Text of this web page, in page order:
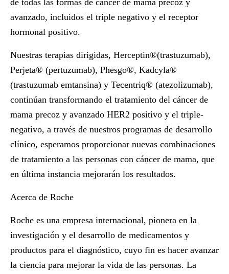
de todas las formas de cáncer de mama precoz y
avanzado, incluidos el triple negativo y el receptor
hormonal positivo.
Nuestras terapias dirigidas, Herceptin®(trastuzumab),
Perjeta® (pertuzumab), Phesgo®, Kadcyla®
(trastuzumab emtansina) y Tecentriq® (atezolizumab),
continúan transformando el tratamiento del cáncer de
mama precoz y avanzado HER2 positivo y el triple-
negativo, a través de nuestros programas de desarrollo
clínico, esperamos proporcionar nuevas combinaciones
de tratamiento a las personas con cáncer de mama, que
en última instancia mejorarán los resultados.
Acerca de Roche
Roche es una empresa internacional, pionera en la
investigación y el desarrollo de medicamentos y
productos para el diagnóstico, cuyo fin es hacer avanzar
la ciencia para mejorar la vida de las personas. La